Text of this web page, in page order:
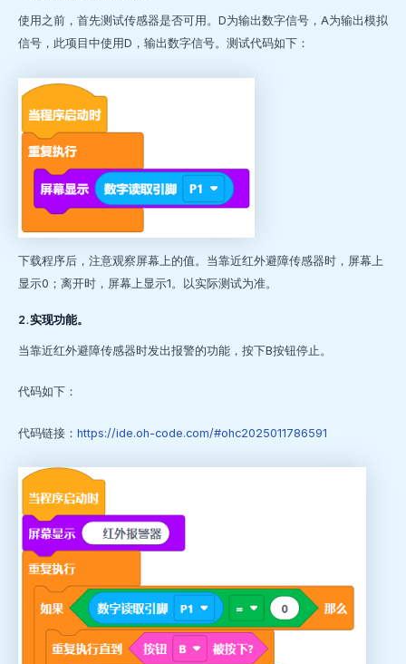
使用之前，首先测试传感器是否可用。D为输出数字信号，A为输出模拟
信号，此项目中使用D，输出数字信号。测试代码如下：
下载程序后，注意观察屏幕上的值。当靠近红外避障传感器时，屏幕上
显示0；离开时，屏幕上显示1。以实际测试为准。
2.实现功能。
当靠近红外避障传感器时发出报警的功能，按下B按钮停止。
代码如下：
代码链接： https://ide.oh-code.com/#ohc2025011786591